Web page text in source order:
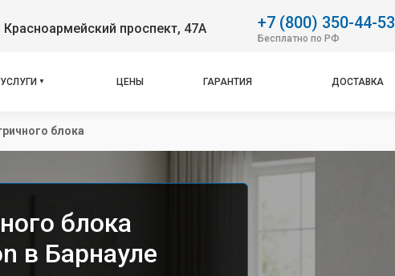
Красноармейский проспект, 47А +7 (800) 350-44-53
Бесплатно по РФ
УСЛУГИ ЦЕНЫ ГАРАНТИЯ ДОСТАВКА
блока
блока
в Барнауле